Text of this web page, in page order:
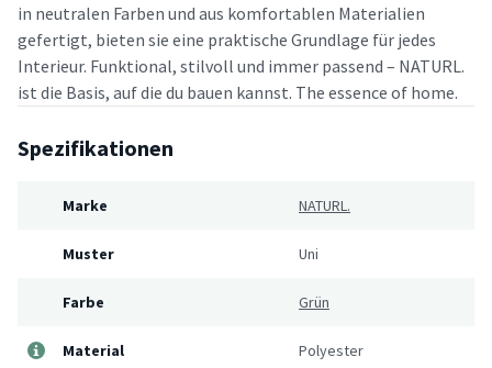
in neutralen Farben und aus komfortablen Materialien
gefertigt, bieten sie eine praktische Grundlage für jedes
Interieur. Funktional, stilvoll und immer passend – NATURL.
ist die Basis, auf die du bauen kannst. The essence of home.
Spezifikationen
Marke NATURL.
Muster Uni
Farbe Grün
Material Polyester